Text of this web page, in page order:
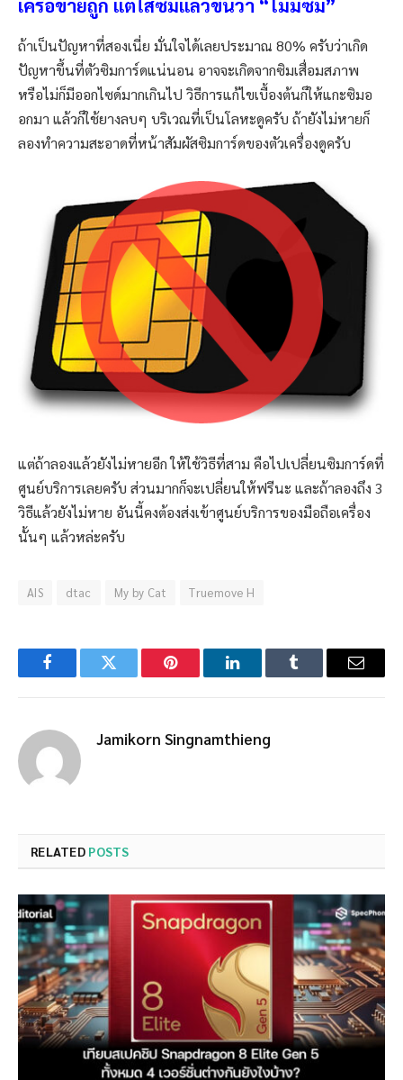
เครือข่ายถูก แต่ใส่ซิมแล้วขึ้นว่า “ไม่มีซิม”
ถ้าเป็นปัญหาที่สองเนี่ย มั่นใจได้เลยประมาณ 80% ครับว่าเกิด
ปัญหาขึ้นที่ตัวซิมการ์ดแน่นอน อาจจะเกิดจากซิมเสื่อมสภาพ
หรือไม่ก็มีออกไซด์มากเกินไป วิธีการแก้ไขเบื้องต้นก็ให้แกะซิมอ
อกมา แล้วก็ใช้ยางลบๆ บริเวณที่เป็นโลหะดูครับ ถ้ายังไม่หายก็
ลองทำความสะอาดที่หน้าสัมผัสซิมการ์ดของตัวเครื่องดูครับ
แต่ถ้าลองแล้วยังไม่หายอีก ให้ใช้วิธีที่สาม คือไปเปลี่ยนซิมการ์ดที่
ศูนย์บริการเลยครับ ส่วนมากก็จะเปลี่ยนให้ฟรีนะ และถ้าลองถึง 3
วิธีแล้วยังไม่หาย อันนี้คงต้องส่งเข้าศูนย์บริการของมือถือเครื่อง
นั้นๆ แล้วหล่ะครับ
AIS dtac My by Cat Truemove H
FacebookTwitter Pinterest LinkedInTumblr Email
Jamikorn Singnamthieng
RELATED POSTS